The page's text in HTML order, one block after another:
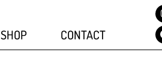
SHOP CONTACT